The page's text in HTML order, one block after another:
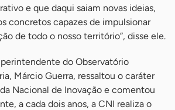
e que daqui saiam novas ideias,
concretos capazes de impulsionar
de todo o nosso território”, disse ele.
do Observatório
Márcio Guerra, ressaltou o caráter
Nacional de Inovação e comentou
a cada dois anos, a CNI realiza o